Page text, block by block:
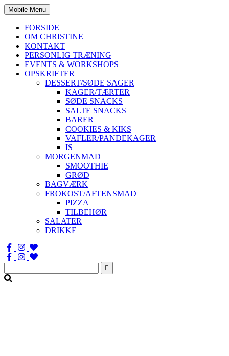
Mobile Menu
FORSIDE
OM CHRISTINE
KONTAKT
PERSONLIG TRÆNING
EVENTS & WORKSHOPS
OPSKRIFTER
DESSERT/SØDE SAGER
KAGER/TÆRTER
SØDE SNACKS
SALTE SNACKS
BARER
COOKIES & KIKS
VAFLER/PANDEKAGER
IS
MORGENMAD
SMOOTHIE
GRØD
BAGVÆRK
FROKOST/AFTENSMAD
PIZZA
TILBEHØR
SALATER
DRIKKE
Søg
efter: